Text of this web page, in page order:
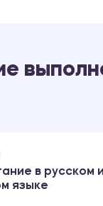
в русском и
языке